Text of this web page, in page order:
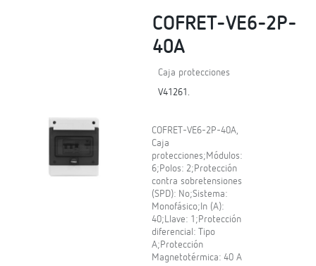
COFRET-VE6-2P-
40A
Caja protecciones
V41261.
COFRET-VE6-2P-40A,
Caja
protecciones;Módulos:
6;Polos: 2;Protección
contra sobretensiones
(SPD): No;Sistema:
Monofásico;In (A):
40;Llave: 1;Protección
diferencial: Tipo
A;Protección
Magnetotérmica: 40 A